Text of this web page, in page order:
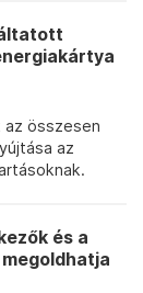
az összesen
az
és a